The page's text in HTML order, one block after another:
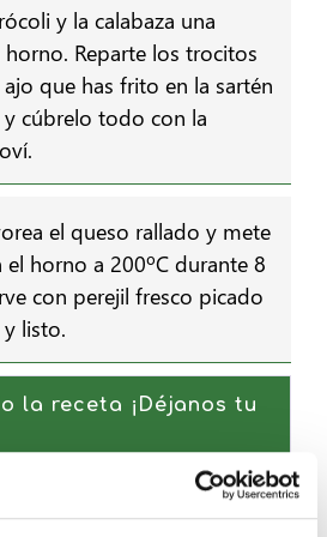
y la calabaza una
Reparte los trocitos
que has frito en la sartén
cúbrelo todo con la
el queso rallado y mete
el horno a 200ºC durante 8
con perejil fresco picado
listo.
la receta ¡Déjanos tu